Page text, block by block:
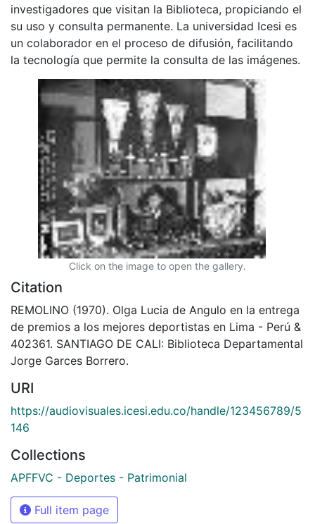
investigadores que visitan la Biblioteca, propiciando el
su uso y consulta permanente. La universidad Icesi es
un colaborador en el proceso de difusión, facilitando
la tecnología que permite la consulta de las imágenes.
Click on the image to open the gallery.
Citation
REMOLINO (1970). Olga Lucia de Angulo en la entrega
de premios a los mejores deportistas en Lima - Perú &
402361. SANTIAGO DE CALI: Biblioteca Departamental
Jorge Garces Borrero.
URI
https://audiovisuales.icesi.edu.co/handle/123456789/5
146
Collections
APFFVC - Deportes - Patrimonial
Full item page